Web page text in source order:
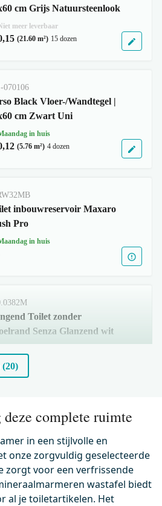
cm Grijs Natuursteenlook
meer leverbaar
(21.60 m²) 15 dozen
070106
Black Vloer-/Wandtegel |
cm Zwart Uni
in huis
(5.76 m²) 4 dozen
inbouwreservoir Maxaro
Pro
in huis
Toilet zonder
Senza Glanzend wit
bril verdund Glanzend wit
Softclose en Quick release
in huis
complete ruimte
in een stijlvolle en
onze zorgvuldig geselecteerde
zorgt voor een verfrissende
wastafel biedt
al je toiletartikelen. Het